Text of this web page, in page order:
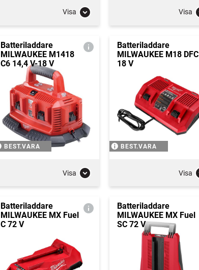
Visa Visa
Batteriladdare
MILWAUKEE M1418
C6 14,4 V-18 V
BEST.VARA
Visa
Batteriladdare
MILWAUKEE M18 DFC
18 V
BEST.VARA
Visa
Batteriladdare
MILWAUKEE MX Fuel
C 72 V
Batteriladdare
MILWAUKEE MX Fuel
SC 72 V